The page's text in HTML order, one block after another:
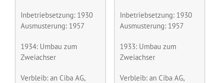
Inbetriebsetzung: 1930
Ausmusterung: 1957
1934: Umbau zum
Zweiachser
Verbleib: an Ciba AG,
Inbetriebsetzung: 1930
Ausmusterung: 1957
1933: Umbau zum
Zweiachser
Verbleib: an Ciba AG,